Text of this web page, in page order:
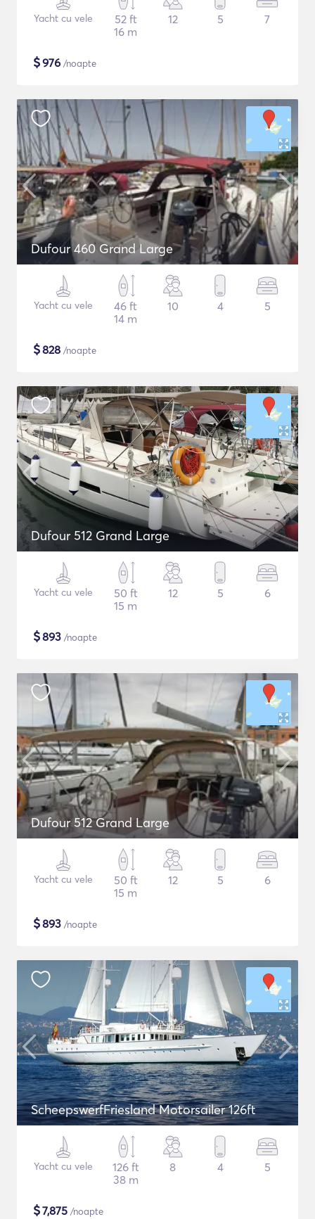
Yacht cu vele
52 ft
16 m
12 5 7
$976 /noapte
Dufour 460 Grand Large
Yacht cu vele
46 ft
14 m
10 4 5
$828 /noapte
Dufour 512 Grand Large
Yacht cu vele
50 ft
15 m
12 5 6
$893 /noapte
Dufour 512 Grand Large
Yacht cu vele
50 ft
15 m
12 5 6
$893 /noapte
ScheepswerfFriesland Motorsailer 126ft
Yacht cu vele
126 ft
38 m
8 4 5
$7,875 /noapte